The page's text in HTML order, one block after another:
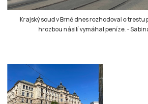
Krajský soud v Brně dnes rozhodoval o trestu
hrozbou násilí vymáhal peníze.-